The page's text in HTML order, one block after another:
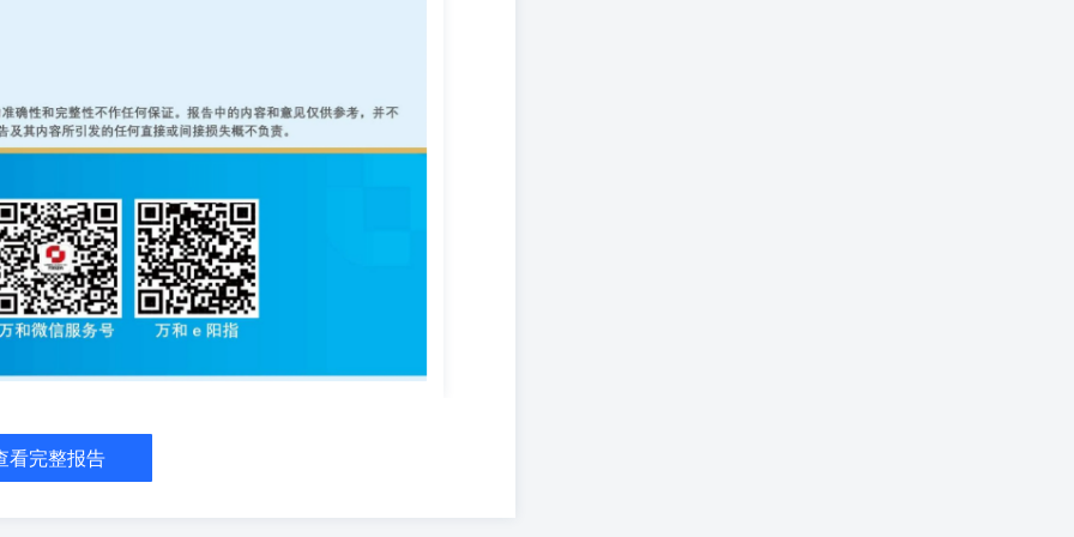
看完整报告